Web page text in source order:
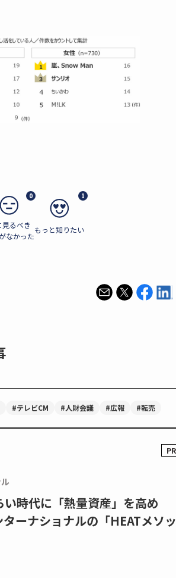
0
見るべき
なかった
1
もっと知りたい
#テレビCM #人財会議 #広報 #転売
時代に「熱量資産」を高め
ーナショナルの「HEATメソッ